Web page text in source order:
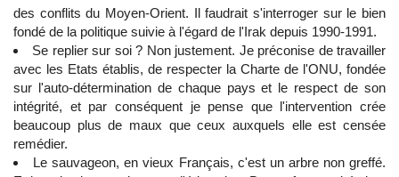
des conflits du Moyen-Orient. Il faudrait s'interroger sur le bien
fondé de la politique suivie à l'égard de l'Irak depuis 1990-1991.
Se replier sur soi ? Non justement. Je préconise de travailler
avec les Etats établis, de respecter la Charte de l'ONU, fondée
sur l'auto-détermination de chaque pays et le respect de son
intégrité, et par conséquent je pense que l'intervention crée
beaucoup plus de maux que ceux auxquels elle est censée
remédier.
Le sauvageon, en vieux Français, c'est un arbre non greffé.